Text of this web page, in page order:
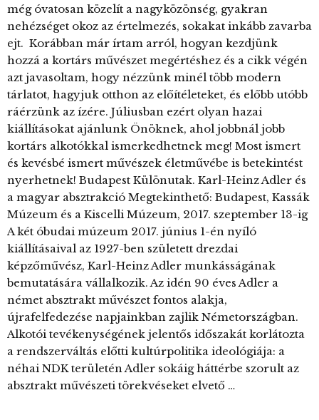
még óvatosan közelít a nagyközönség, gyakran
nehézséget okoz az értelmezés, sokakat inkább zavarba
ejt. Korábban már írtam arról, hogyan kezdjünk
hozzá a kortárs művészet megértéshez és a cikk végén
azt javasoltam, hogy nézzünk minél több modern
tárlatot, hagyjuk otthon az előítéleteket, és előbb utóbb
ráérzünk az ízére. Júliusban ezért olyan hazai
kiállításokat ajánlunk Önöknek, ahol jobbnál jobb
kortárs alkotókkal ismerkedhetnek meg! Most ismert
és kevésbé ismert művészek életművébe is betekintést
nyerhetnek! Budapest Különutak. Karl-Heinz Adler és
a magyar absztrakció Megtekinthető: Budapest, Kassák
Múzeum és a Kiscelli Múzeum, 2017. szeptember 13-ig
A két óbudai múzeum 2017. június 1-én nyíló
kiállításaival az 1927-ben született drezdai
képzőművész, Karl-Heinz Adler munkásságának
bemutatására vállalkozik. Az idén 90 éves Adler a
német absztrakt művészet fontos alakja,
újrafelfedezése napjainkban zajlik Németországban.
Alkotói tevékenységének jelentős időszakát korlátozta
a rendszerváltás előtti kultúrpolitika ideológiája: a
néhai NDK területén Adler sokáig háttérbe szorult az
absztrakt művészeti törekvéseket elvető …